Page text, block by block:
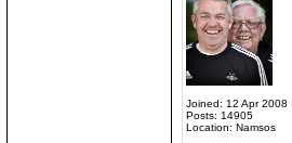
Joined: 12 Apr 2008
Posts: 14905
Location: Namsos